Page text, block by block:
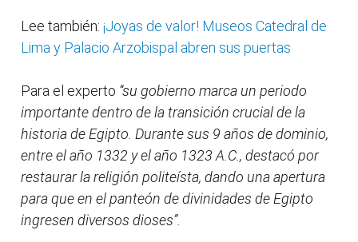
Lee también: ¡Joyas de valor! Museos Catedral de
Lima y Palacio Arzobispal abren sus puertas
Para el experto “su gobierno marca un periodo
importante dentro de la transición crucial de la
historia de Egipto. Durante sus 9 años de dominio,
entre el año 1332 y el año 1323 A.C., destacó por
restaurar la religión politeísta, dando una apertura
para que en el panteón de divinidades de Egipto
ingresen diversos dioses”.